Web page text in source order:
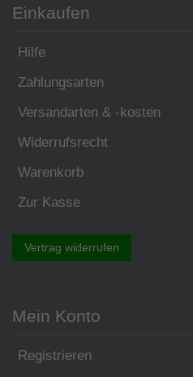
Einkaufen
Hilfe
Zahlungsarten
Versandarten & -kosten
Widerrufsrecht
Warenkorb
Zur Kasse
Vertrag widerrufen
Mein Konto
Registrieren